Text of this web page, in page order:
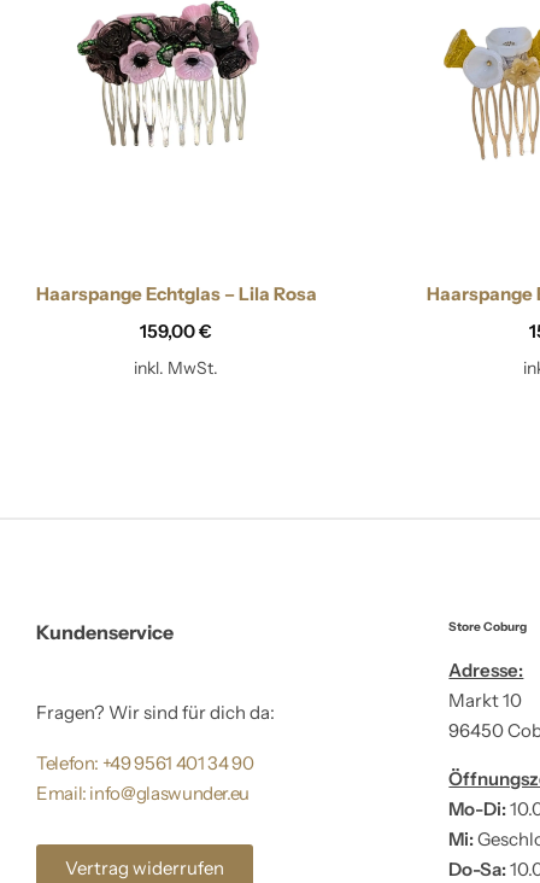
Haarspange Echtglas – Lila Rosa
159,00€
inkl. MwSt.
Haarspange
Kundenservice
Fragen? Wir sind für dich da:
Telefon: +49 9561 401 34 90
Email: info@glaswunder.eu
Vertrag widerrufen
Store Coburg
Adresse:
Markt 10
96450
Mo-Di:
Mi:
Do-Sa: